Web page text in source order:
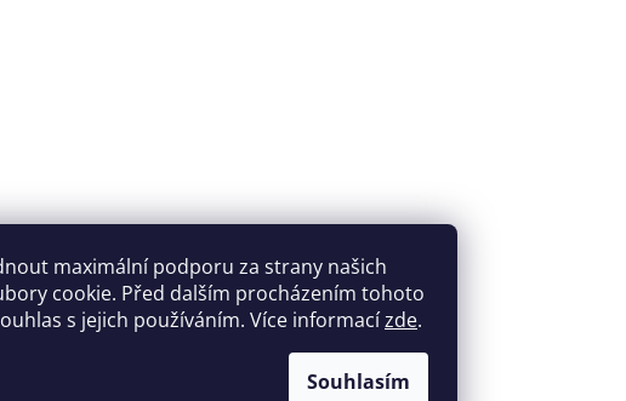
maximální podporu za strany našich
cookie. Před dalším procházením tohoto
s jejich používáním. Více informacízde.
Souhlasím